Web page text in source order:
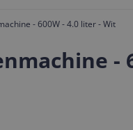
Er zijn
- 600W - 4.0 liter - Wit
-